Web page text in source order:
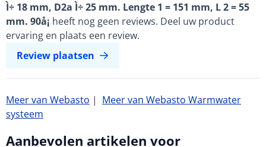
Ì÷ 18 mm, D2a Ì÷ 25 mm. Lengte 1 = 151 mm, L 2 = 55
mm. 90å¡ heeft nog geen reviews. Deel uw product
ervaring en plaats een review.
Review plaatsen
Meer van Webasto | Meer van Webasto Warmwater
systeem
Aanbevolen artikelen voor